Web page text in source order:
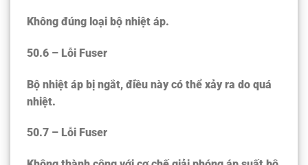
Không đúng loại bộ nhiệt áp.
50.6 – Lỗi Fuser
Bộ nhiệt áp bị ngắt, điều này có thể xảy ra do quá
nhiệt.
50.7 – Lỗi Fuser